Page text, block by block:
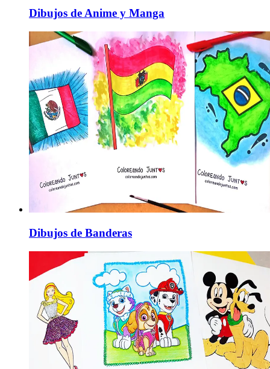
Dibujos de Anime y Manga
Dibujos de Banderas